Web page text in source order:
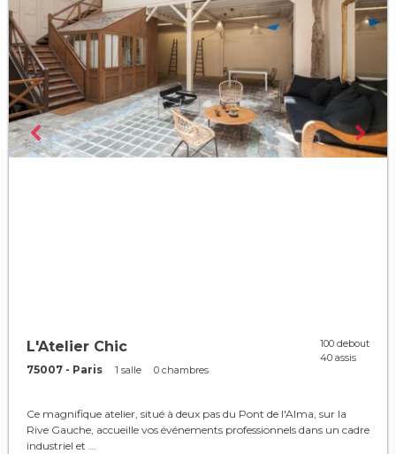
L'Atelier Chic
75007 - Paris 1 salle 0 chambres
100 debout
40 assis
Ce magnifique atelier, situé à deux pas du Pont de l'Alma, sur la
Rive Gauche, accueille vos événements professionnels dans un cadre
industriel et ...